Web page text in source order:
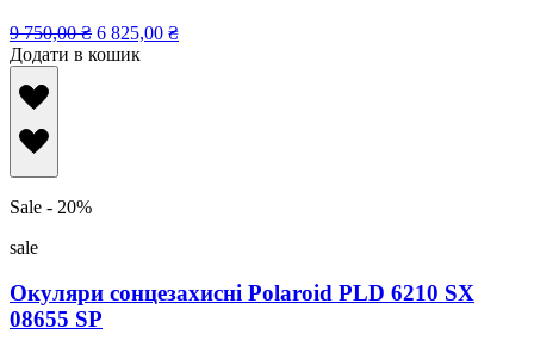
9 750,00₴ 6 825,00 ₴
Додати в кошик
Sale - 20%
sale
Окуляри сонцезахисні Polaroid PLD 6210 SX
08655 SP